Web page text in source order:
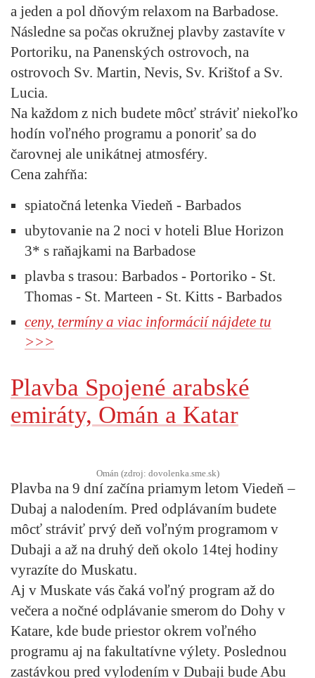
a jeden a pol dňovým relaxom na Barbadose.
Následne sa počas okružnej plavby zastavíte v
Portoriku, na Panenských ostrovoch, na
ostrovoch Sv. Martin, Nevis, Sv. Krištof a Sv.
Lucia.
Na každom z nich budete môcť stráviť niekoľko
hodín voľného programu a ponoriť sa do
čarovnej ale unikátnej atmosféry.
Cena zahŕňa:
spiatočná letenka Viedeň - Barbados
ubytovanie na 2 noci v hoteli Blue Horizon
3* s raňajkami na Barbadose
plavba s trasou: Barbados - Portoriko - St.
Thomas - St. Marteen - St. Kitts - Barbados
ceny, termíny a viac informácií nájdete tu
>>>
Plavba Spojené arabské
emiráty, Omán a Katar
Omán (zdroj: dovolenka.sme.sk)
Plavba na 9 dní začína priamym letom Viedeň –
Dubaj a nalodením. Pred odplávaním budete
môcť stráviť prvý deň voľným programom v
Dubaji a až na druhý deň okolo 14tej hodiny
vyrazíte do Muskatu.
Aj v Muskate vás čaká voľný program až do
večera a nočné odplávanie smerom do Dohy v
Katare, kde bude priestor okrem voľného
programu aj na fakultatívne výlety. Poslednou
zastávkou pred vylodením v Dubaji bude Abu